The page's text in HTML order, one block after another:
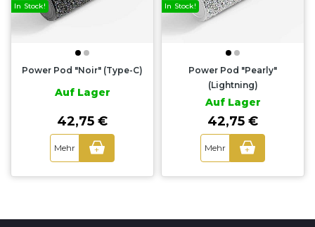
In Stock!
Power Pod "Noir" (Type-C)
Auf Lager
42,75 €
Mehr +
In Stock!
Power Pod "Pearly"
(Lightning)
Auf Lager
42,75 €
Mehr +